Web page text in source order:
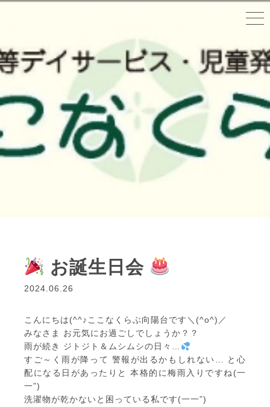
お誕生日会
2024.06.26
こんにちは(^^♪ここなくらぶ向陽台です＼(^o^)／
みなさま お元気にお過ごしでしょうか？？
雨が続き ジトジト＆ムシムシの日々…
すご～く雨が降って 警報が出るかもしれない… と心
配になる日があったりと 本格的に梅雨入りですね(一
一”)
洗濯物が乾かないと困っている私です(一一”)